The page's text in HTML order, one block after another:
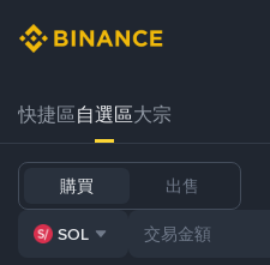
快捷區自選區大宗
購買 出售
SOL